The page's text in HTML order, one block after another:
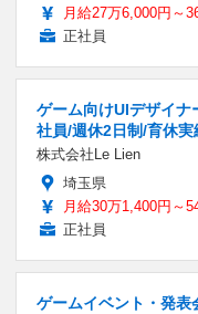
月給27万6,000円～
正社員
ゲーム向けUIデザイナ
社員/週休2日制/育休
株式会社Le Lien
埼玉県
月給30万1,400円～
正社員
ゲームイベント・発表